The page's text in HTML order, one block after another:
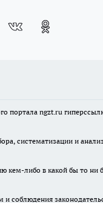
ngzt.ru
систематизации и
кем-либо в какой бы то
соблюдения